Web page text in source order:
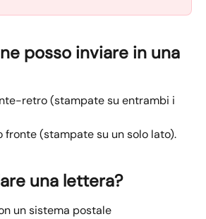
posso inviare in una
retro (stampate su entrambi i
fronte (stampate su un solo lato).
una lettera?
un sistema postale